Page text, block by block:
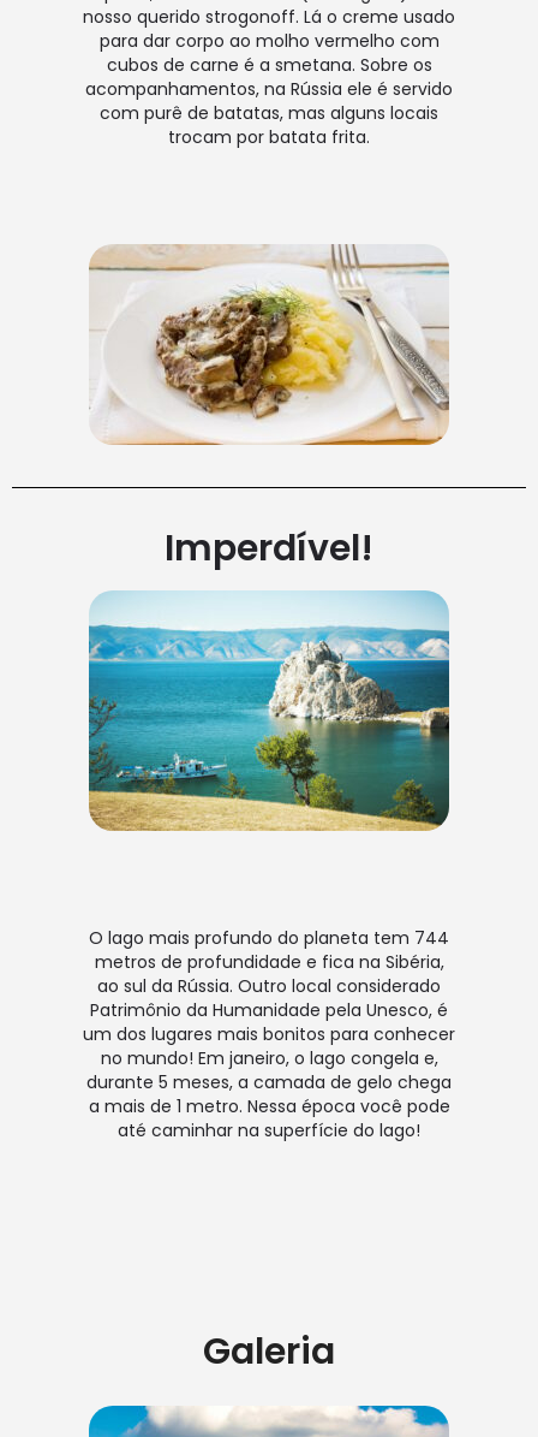
nosso querido strogonoff. Lá o creme usado
para dar corpo ao molho vermelho com
cubos de carne é a smetana. Sobre os
acompanhamentos, na Rússia ele é servido
com purê de batatas, mas alguns locais
trocam por batata frita.
Imperdível!
O lago mais profundo do planeta tem 744
metros de profundidade e fica na Sibéria,
ao sul da Rússia. Outro local considerado
Patrimônio da Humanidade pela Unesco, é
um dos lugares mais bonitos para conhecer
no mundo! Em janeiro, o lago congela e,
durante 5 meses, a camada de gelo chega
a mais de 1 metro. Nessa época você pode
até caminhar na superfície do lago!
Galeria